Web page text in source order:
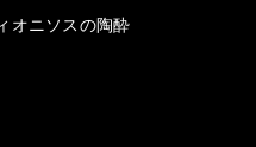
オニソスの陶酔